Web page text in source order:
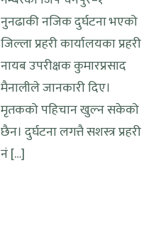
नुनढाकी नजिक दुर्घटना भएको
जिल्ला प्रहरी कार्यालयका प्रहरी
नायब उपरीक्षक कुमारप्रसाद
मैनालीले जानकारी दिए।
मृतकको पहिचान खुल्न सकेको
छैन। दुर्घटना लगत्तै सशस्त्र प्रहरी
नं […]